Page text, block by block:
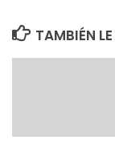
TAMBIÉN LE